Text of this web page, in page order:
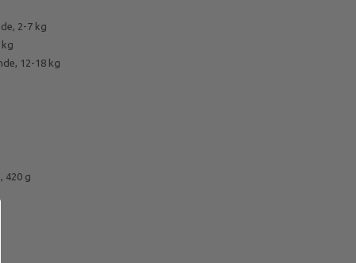
2-7 kg
kg
12-18 kg
420 g